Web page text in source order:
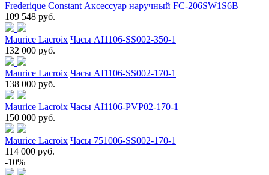
Frederique Constant Аксессуар наручный FC-206SW1S6B
109 548 руб.
Maurice Lacroix Часы AI1106-SS002-350-1
132 000 руб.
Maurice Lacroix Часы AI1106-SS002-170-1
138 000 руб.
Maurice Lacroix Часы AI1106-PVP02-170-1
150 000 руб.
Maurice Lacroix Часы 751006-SS002-170-1
114 000 руб.
-10%